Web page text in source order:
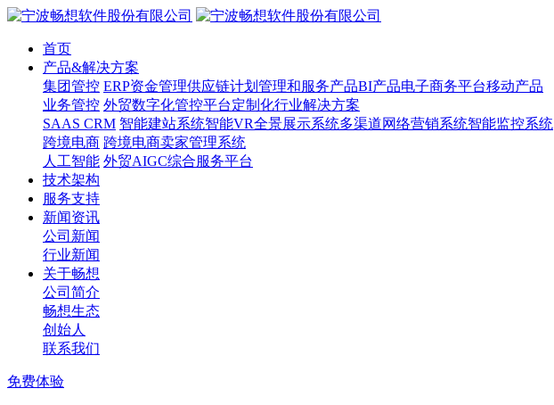
首页
产品&解决方案
集团管控 ERP资金管理供应链计划管理和服务产品BI产品电子商务平台移动产品
业务管控 外贸数字化管控平台定制化行业解决方案
SAAS CRM 智能建站系统智能VR全景展示系统多渠道网络营销系统智能监控系统
跨境电商 跨境电商卖家管理系统
人工智能 外贸AIGC综合服务平台
技术架构
服务支持
新闻资讯
公司新闻
行业新闻
关于畅想
公司简介
畅想生态
创始人
联系我们
免费体验